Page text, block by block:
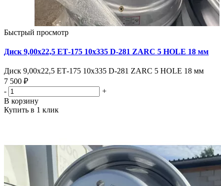
Быстрый просмотр
Диск 9,00х22,5 ЕТ-175 10х335 D-281 ZARC 5 HOLE 18 мм
Диск 9,00х22,5 ЕТ-175 10х335 D-281 ZARC 5 HOLE 18 мм
7 500 ₽
-
+
В корзину
Купить в 1 клик